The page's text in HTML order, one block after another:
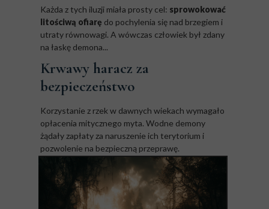
Każda z tych iluzji miała prosty cel: sprowokować
litościwą ofiarę do pochylenia się nad brzegiem i
utraty równowagi. A wówczas człowiek był zdany
na łaskę demona...
Krwawy haracz za
bezpieczeństwo
Korzystanie z rzek w dawnych wiekach wymagało
opłacenia mitycznego myta. Wodne demony
żądały zapłaty za naruszenie ich terytorium i
pozwolenie na bezpieczną przeprawę.